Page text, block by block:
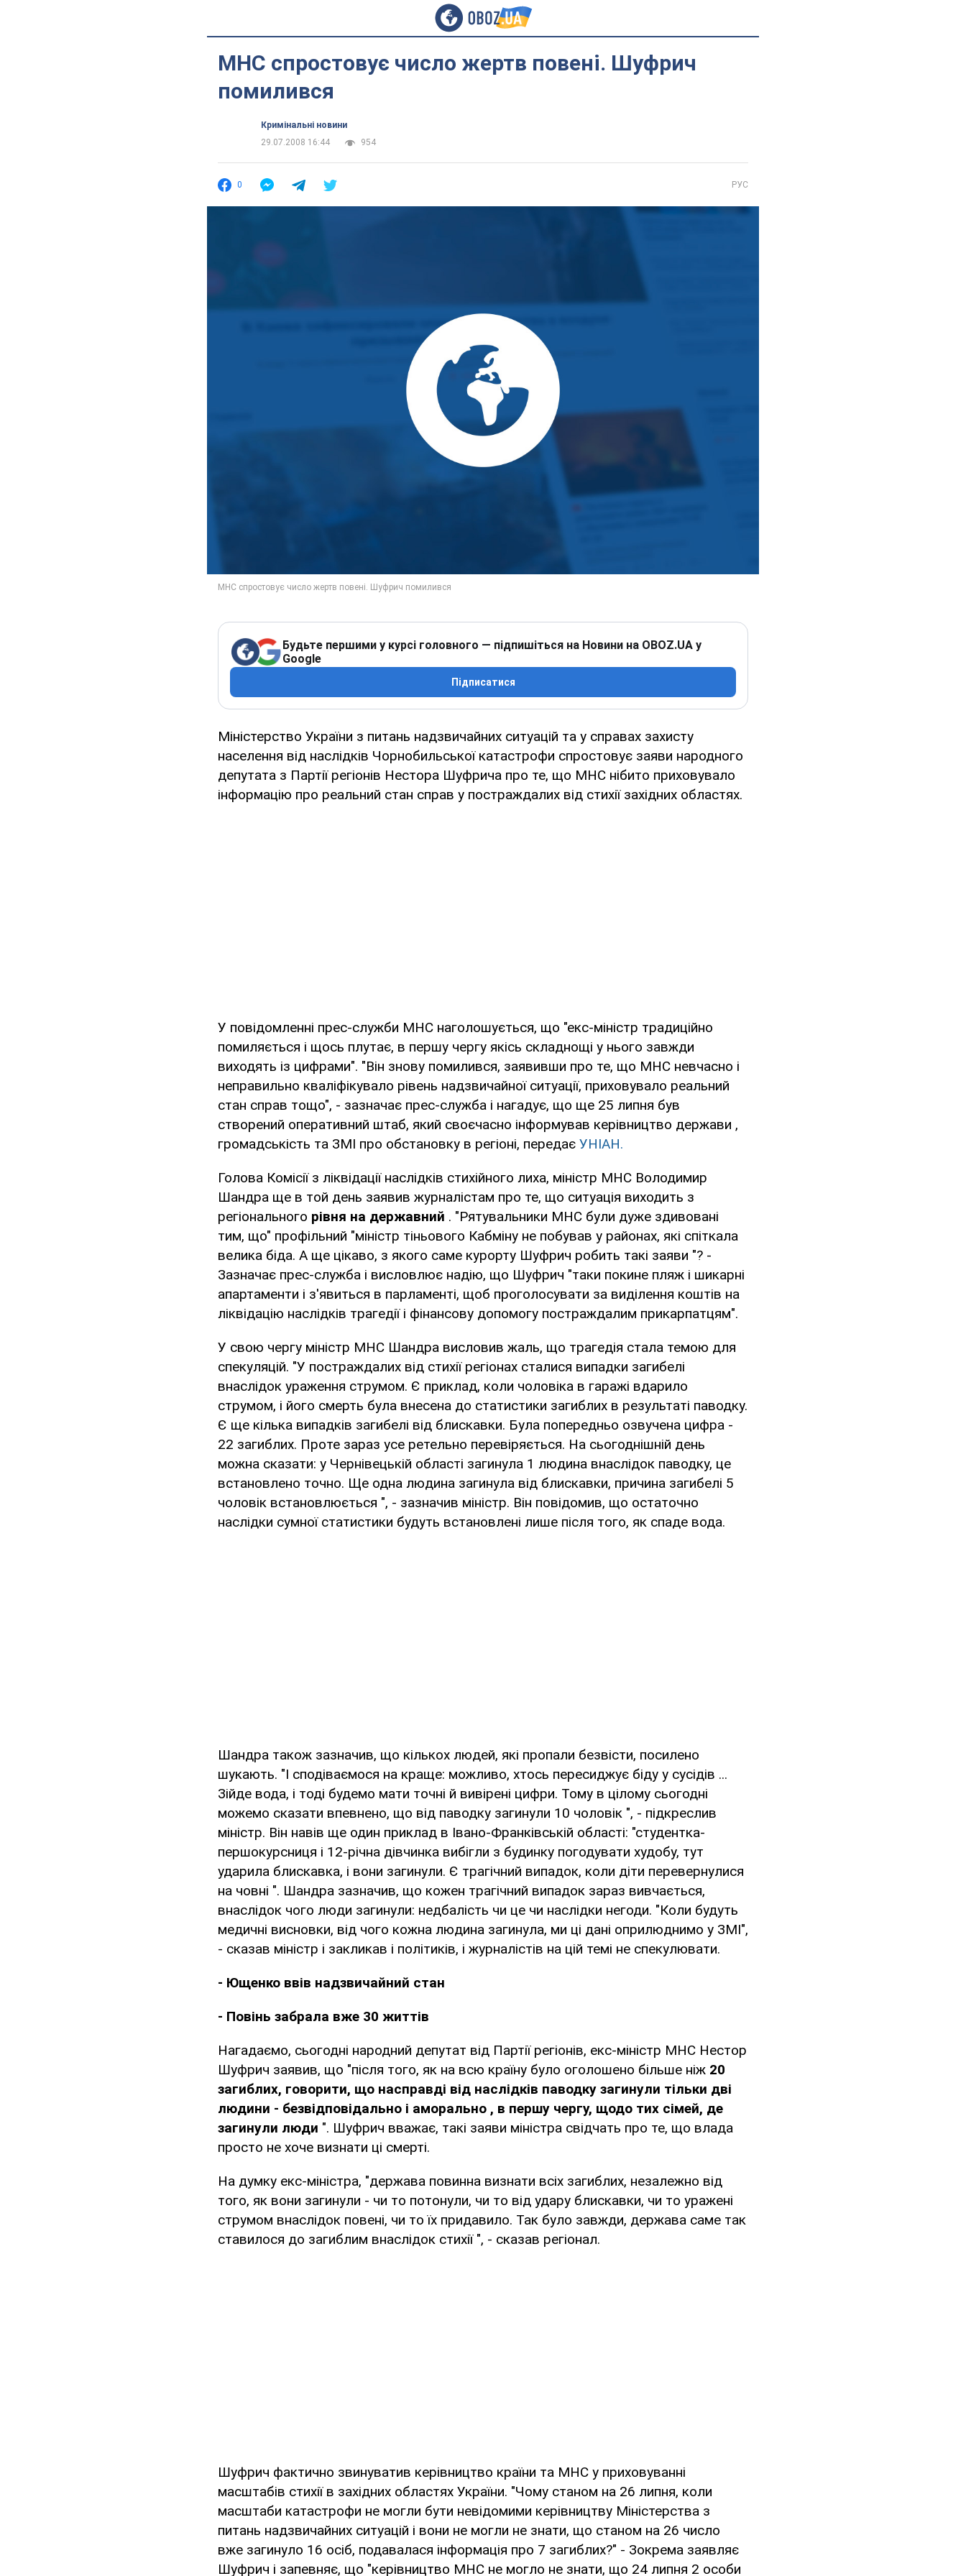
МНС спростовує число жертв повені. Шуфрич
помилився
Кримінальні новини
29.07.2008 16:44
954
0 РУС
Будьте першими у курсі головного — підпишіться на Новини на OBOZ.UA у
Google
Підписатися
Міністерство України з питань надзвичайних ситуацій та у справах захисту
населення від наслідків Чорнобильської катастрофи спростовує заяви народного
депутата з Партії регіонів Нестора Шуфрича про те, що МНС нібито приховувало
інформацію про реальний стан справ у постраждалих від стихії західних областях.
У повідомленні прес-служби МНС наголошується, що "екс-міністр традиційно
помиляється і щось плутає, в першу чергу якісь складнощі у нього завжди
виходять із цифрами". "Він знову помилився, заявивши про те, що МНС невчасно і
неправильно кваліфікувало рівень надзвичайної ситуації, приховувало реальний
стан справ тощо", - зазначає прес-служба і нагадує, що ще 25 липня був
створений оперативний штаб, який своєчасно інформував керівництво держави ,
громадськість та ЗМІ про обстановку в регіоні, передає УНІАН.
Голова Комісії з ліквідації наслідків стихійного лиха, міністр МНС Володимир
Шандра ще в той день заявив журналістам про те, що ситуація виходить з
регіонального рівня на державний . "Рятувальники МНС були дуже здивовані
тим, що" профільний "міністр тіньового Кабміну не побував у районах, які спіткала
велика біда. А ще цікаво, з якого саме курорту Шуфрич робить такі заяви "? -
Зазначає прес-служба і висловлює надію, що Шуфрич "таки покине пляж і шикарні
апартаменти і з'явиться в парламенті, щоб проголосувати за виділення коштів на
ліквідацію наслідків трагедії і фінансову допомогу постраждалим прикарпатцям".
У свою чергу міністр МНС Шандра висловив жаль, що трагедія стала темою для
спекуляцій. "У постраждалих від стихії регіонах сталися випадки загибелі
внаслідок ураження струмом. Є приклад, коли чоловіка в гаражі вдарило
струмом, і його смерть була внесена до статистики загиблих в результаті паводку.
Є ще кілька випадків загибелі від блискавки. Була попередньо озвучена цифра -
22 загиблих. Проте зараз усе ретельно перевіряється. На сьогоднішній день
можна сказати: у Чернівецькій області загинула 1 людина внаслідок паводку, це
встановлено точно. Ще одна людина загинула від блискавки, причина загибелі 5
чоловік встановлюється ", - зазначив міністр. Він повідомив, що остаточно
наслідки сумної статистики будуть встановлені лише після того, як спаде вода.
Шандра також зазначив, що кількох людей, які пропали безвісти, посилено
шукають. "І сподіваємося на краще: можливо, хтось пересиджує біду у сусідів ...
Зійде вода, і тоді будемо мати точні й вивірені цифри. Тому в цілому сьогодні
можемо сказати впевнено, що від паводку загинули 10 чоловік ", - підкреслив
міністр. Він навів ще один приклад в Івано-Франківській області: "студентка-
першокурсниця і 12-річна дівчинка вибігли з будинку погодувати худобу, тут
ударила блискавка, і вони загинули. Є трагічний випадок, коли діти перевернулися
на човні ". Шандра зазначив, що кожен трагічний випадок зараз вивчається,
внаслідок чого люди загинули: недбалість чи це чи наслідки негоди. "Коли будуть
медичні висновки, від чого кожна людина загинула, ми ці дані оприлюднимо у ЗМІ",
- сказав міністр і закликав і політиків, і журналістів на цій темі не спекулювати.
- Ющенко ввів надзвичайний стан
- Повінь забрала вже 30 життів
Нагадаємо, сьогодні народний депутат від Партії регіонів, екс-міністр МНС Нестор
Шуфрич заявив, що "після того, як на всю країну було оголошено більше ніж 20
загиблих, говорити, що насправді від наслідків паводку загинули тільки дві
людини - безвідповідально і аморально , в першу чергу, щодо тих сімей, де
загинули люди ". Шуфрич вважає, такі заяви міністра свідчать про те, що влада
просто не хоче визнати ці смерті.
На думку екс-міністра, "держава повинна визнати всіх загиблих, незалежно від
того, як вони загинули - чи то потонули, чи то від удару блискавки, чи то уражені
струмом внаслідок повені, чи то їх придавило. Так було завжди, держава саме так
ставилося до загиблим внаслідок стихії ", - сказав регіонал.
Шуфрич фактично звинуватив керівництво країни та МНС у приховуванні
масштабів стихії в західних областях України. "Чому станом на 26 липня, коли
масштаби катастрофи не могли бути невідомими керівництву Міністерства з
питань надзвичайних ситуацій і вони не могли не знати, що станом на 26 число
вже загинуло 16 осіб, подавалася інформація про 7 загиблих?" - Зокрема заявляє
Шуфрич і запевняє, що "керівництво МНС не могло не знати, що 24 липня 2 особи